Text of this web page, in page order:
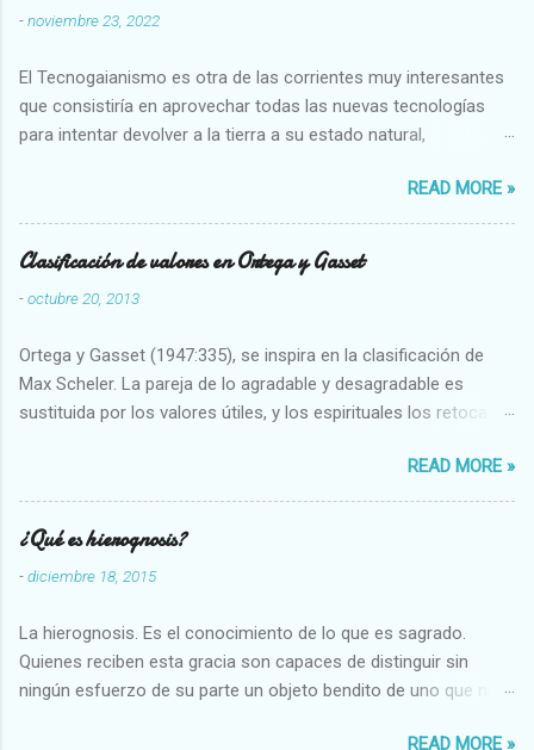
-noviembre 23, 2022
El Tecnogaianismo es otra de las corrientes muy interesantes
que consistiría en aprovechar todas las nuevas tecnologías
para intentar devolver a la tierra a su estado natural,
READ MORE »
Clasificación de valores en Ortega y Gasset
-octubre 20, 2013
Ortega y Gasset (1947:335), se inspira en la clasificación de
Max Scheler. La pareja de lo agradable y desagradable es
sustituida por los valores útiles, y los espirituales los retoca.
Abundante-Escaso,etc 2 VITALES Sano-Enfermo Selecto-
Vulgar Enérgico-Inerte Fuerte-Débil,etc. 3 ESPIRITUALES a)
Intelectuales Conocimiento-Error Exacto-Aproximado
Evidente-Probable,etc b) Morales Bueno-malo Bondadoso-
malvado Justo-Injusto Escrupuloso-Relajado Leal-Desleal,etc.
Armonioso-Inarmonioso 4 RELIGIOSOS Santo-Pr...
READ MORE »
¿Qué es hierognosis?
-diciembre 18, 2015
La hierognosis. Es el conocimiento de lo que es sagrado.
Quienes reciben esta gracia son capaces de distinguir sin
ningún esfuerzo de su parte un objeto bendito de uno que no
READ MORE »